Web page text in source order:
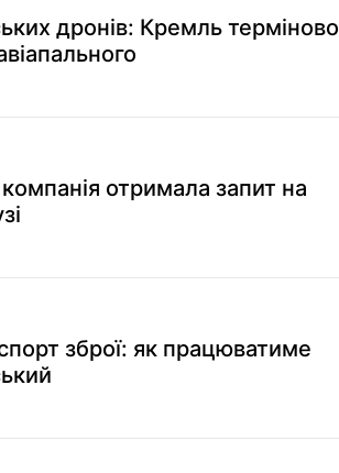
дронів: Кремль терміново
отримала запит на
зброї: як працюватиме